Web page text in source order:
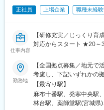
赤間駅、久留米駅、大牟
ノ水駅、東新宿駅、浜松
道駅、千住大橋駅、千歳
広小路駅、小伝馬町駅、
平沼橋駅、京急鶴見駅、
駅、京急川崎駅、飯能駅
父駅、市川真間駅、京成
院駅、一社駅、池下駅、
豊橋駅、豊川駅、新瀬戸
正社員 上場企業 職種未経
仕事内容
【研修充実／じっくり
対応からスタート ★20～
勤務地
【全国拠点募集／地元で
考慮し、下記いずれかの
函館市／旭川市／釧路市
秋田県／山形県／福島県■
王子市・小平市）／千葉
【最寄り駅】
麻布十番駅、発寒中央駅
林台駅、薬師堂駅(宮城県